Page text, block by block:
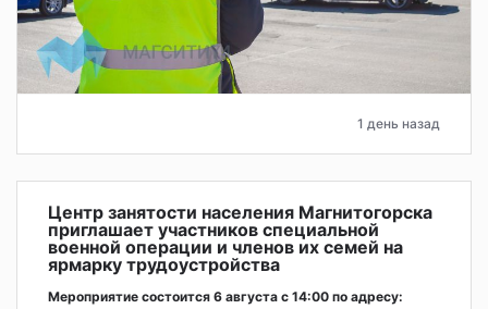
1 день назад
Центр занятости населения Магнитогорска
приглашает участников специальной
военной операции и членов их семей на
ярмарку трудоустройства
Мероприятие состоится 6 августа с 14:00 по адресу: